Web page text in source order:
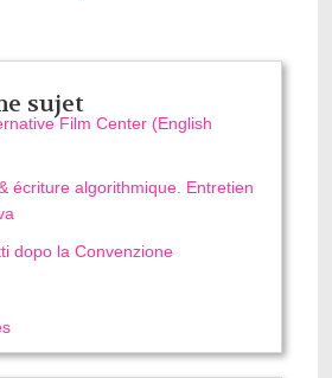
sujet
Film Center (English
écriture algorithmique. Entretien
dopo la Convenzione